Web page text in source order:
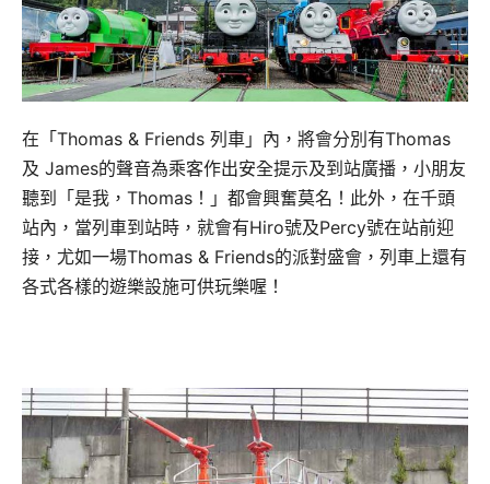
在「Thomas & Friends 列車」內，將會分別有Thomas
及 James的聲音為乘客作出安全提示及到站廣播，小朋友
聽到「是我，Thomas！」都會興奮莫名！此外，在千頭
站內，當列車到站時，就會有Hiro號及Percy號在站前迎
接，尤如一場Thomas & Friends的派對盛會，列車上還有
各式各樣的遊樂設施可供玩樂喔！